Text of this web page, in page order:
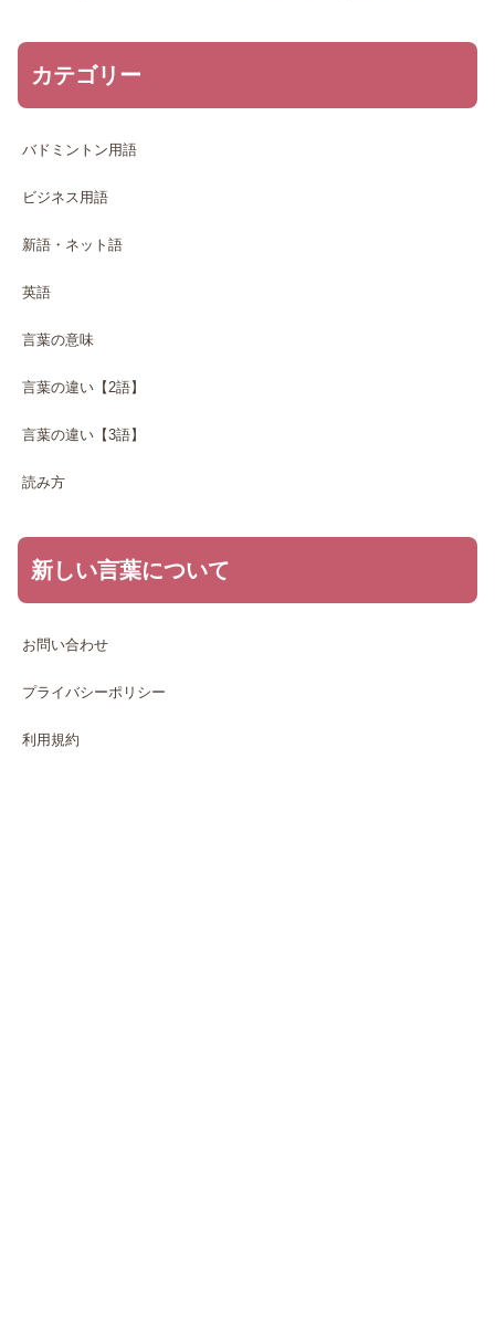
カテゴリー
バドミントン用語
ビジネス用語
新語・ネット語
英語
言葉の意味
言葉の違い【2語】
言葉の違い【3語】
読み方
新しい言葉について
お問い合わせ
プライバシーポリシー
利用規約